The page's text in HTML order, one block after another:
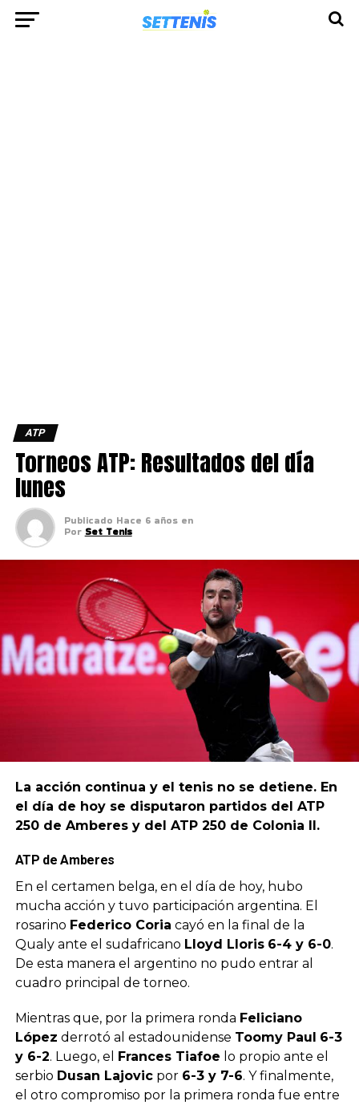
ATP
Torneos ATP: Resultados del día
lunes
Publicado Hace 6 años en
Por Set Tenis
La acción continua y el tenis no se detiene. En
el día de hoy se disputaron partidos del ATP
250 de Amberes y del ATP 250 de Colonia II.
ATP de Amberes
En el certamen belga, en el día de hoy, hubo
mucha acción y tuvo participación argentina. El
rosarino Federico Coria cayó en la final de la
Qualy ante el sudafricano Lloyd Lloris 6-4 y 6-0.
De esta manera el argentino no pudo entrar al
cuadro principal de torneo.
Mientras que, por la primera ronda Feliciano
López derrotó al estadounidense Toomy Paul 6-3
y 6-2. Luego, el Frances Tiafoe lo propio ante el
serbio Dusan Lajovicpor 6-3 y 7-6. Y finalmente,
el otro compromiso por la primera ronda fue entre